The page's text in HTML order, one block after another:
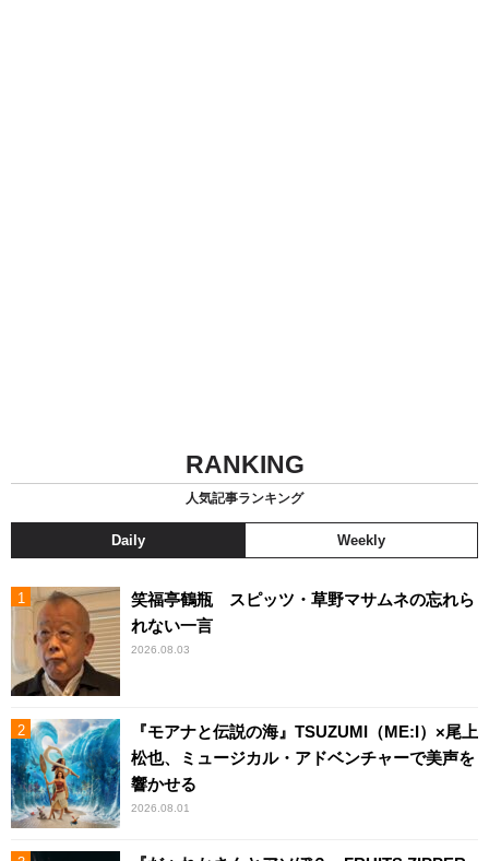
RANKING
人気記事ランキング
Daily Weekly
笑福亭鶴瓶 スピッツ・草野マサムネの忘れら
れない一言
2026.08.03
『モアナと伝説の海』TSUZUMI（ME:I）×尾上
松也、ミュージカル・アドベンチャーで美声を
響かせる
2026.08.01